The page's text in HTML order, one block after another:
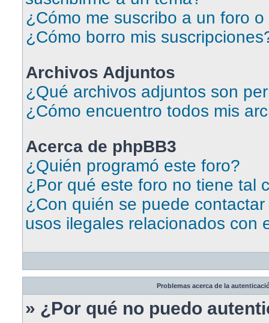
¿Cómo me suscribo a un foro
¿Cómo borro mis
Archivos Adjuntos
¿Qué archivos adjuntos son
¿Cómo encuentro todos mis
Acerca de phpBB3
¿Quién programó este foro?
¿Por qué este foro no tiene tal
¿Con quién se puede
usos ilegales relacionados con
Problemas acerca de la
» ¿Por qué no puedo